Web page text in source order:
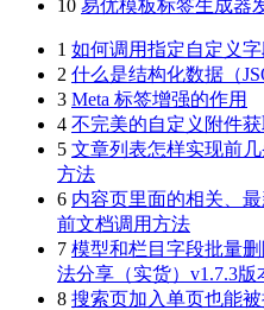
10 易优模板标签生成器
1 如何调用指定自定义
2 什么是结构化数据（
3 Meta 标签增强的作用
4 不完美的自定义附件
5 文章列表怎样实现前
方法
6 内容页里面的相关、
前文档调用方法
7 模型和栏目字段批量
法分享（实货）v1.7.3版
8 搜索页加入单页也能